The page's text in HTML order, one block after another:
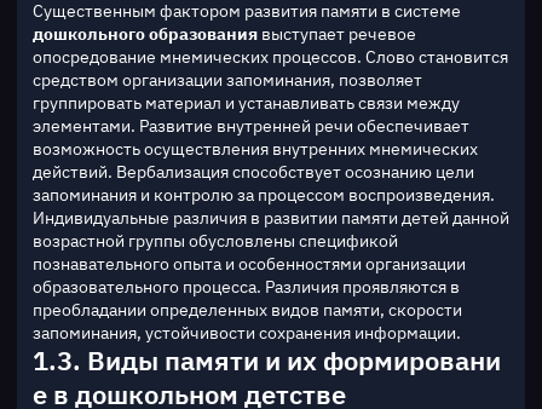
дошкольного образования выступает речевое
опосредование мнемических процессов. Слово становится
средством организации запоминания, позволяет
группировать материал и устанавливать связи между
элементами. Развитие внутренней речи обеспечивает
возможность осуществления внутренних мнемических
действий. Вербализация способствует осознанию цели
запоминания и контролю за процессом воспроизведения.
Индивидуальные различия в развитии памяти детей данной
возрастной группы обусловлены спецификой
познавательного опыта и особенностями организации
образовательного процесса. Различия проявляются в
преобладании определенных видов памяти, скорости
запоминания, устойчивости сохранения информации.
1.3. Виды памяти и их формировани
е в дошкольном детстве